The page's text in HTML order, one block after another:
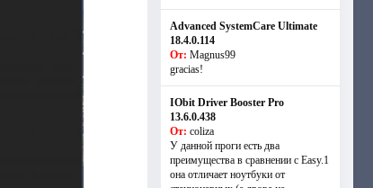
Advanced SystemCare Ultimate
18.4.0.114
От: Magnus99
gracias!
IObit Driver Booster Pro
13.6.0.438
От: coliza
У данной проги есть два
преимущества в сравнении с Easy.1
она отличает ноутбуки от